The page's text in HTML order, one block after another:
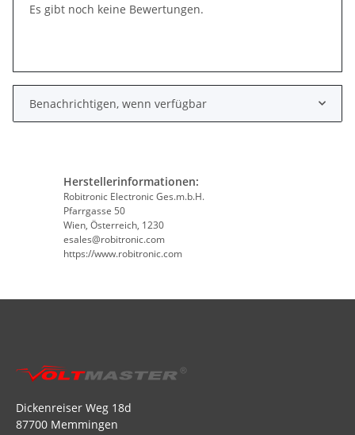
Es gibt noch keine Bewertungen.
Benachrichtigen, wenn verfügbar
Herstellerinformationen:
Robitronic Electronic Ges.m.b.H.
Pfarrgasse 50
Wien, Österreich, 1230
esales@robitronic.com
https://www.robitronic.com
Dickenreiser Weg 18d
87700 Memmingen